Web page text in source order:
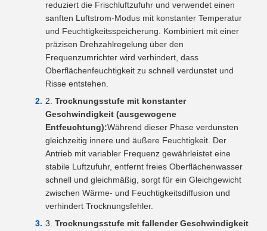
reduziert die Frischluftzufuhr und verwendet einen
sanften Luftstrom-Modus mit konstanter Temperatur
und Feuchtigkeitsspeicherung. Kombiniert mit einer
präzisen Drehzahlregelung über den
Frequenzumrichter wird verhindert, dass
Oberflächenfeuchtigkeit zu schnell verdunstet und
Risse entstehen.
Trocknungsstufe mit konstanter
Geschwindigkeit (ausgewogene
Entfeuchtung):Während dieser Phase verdunsten
gleichzeitig innere und äußere Feuchtigkeit. Der
Antrieb mit variabler Frequenz gewährleistet eine
stabile Luftzufuhr, entfernt freies Oberflächenwasser
schnell und gleichmäßig, sorgt für ein Gleichgewicht
zwischen Wärme- und Feuchtigkeitsdiffusion und
verhindert Trocknungsfehler.
Trocknungsstufe mit fallender Geschwindigkeit